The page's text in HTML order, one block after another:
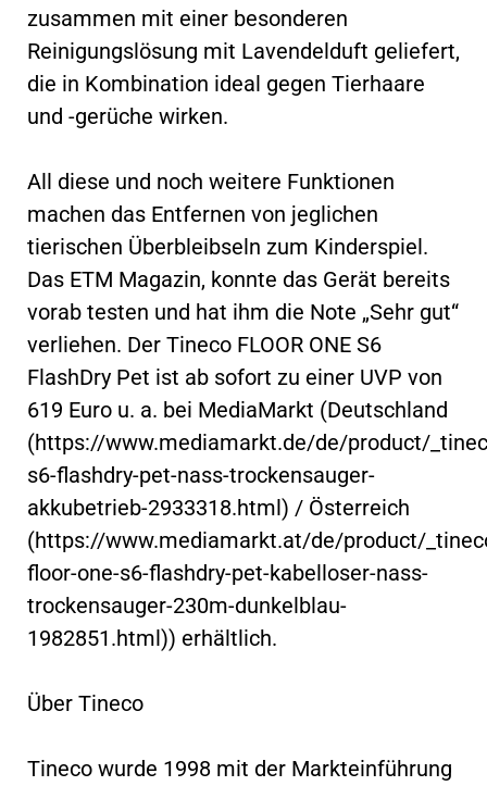
zusammen mit einer besonderen
Reinigungslösung mit Lavendelduft geliefert,
die in Kombination ideal gegen Tierhaare
und -gerüche wirken.
All diese und noch weitere Funktionen
machen das Entfernen von jeglichen
tierischen Überbleibseln zum Kinderspiel.
Das ETM Magazin, konnte das Gerät bereits
vorab testen und hat ihm die Note „Sehr gut“
verliehen. Der Tineco FLOOR ONE S6
FlashDry Pet ist ab sofort zu einer UVP von
619 Euro u. a. bei MediaMarkt (Deutschland
(https://www.mediamarkt.de/de/product/
s6-flashdry-pet-nass-trockensauger-
akkubetrieb-2933318.html) / Österreich
(https://www.mediamarkt.at/de/product/
floor-one-s6-flashdry-pet-kabelloser-nass-
trockensauger-230m-dunkelblau-
1982851.html)) erhältlich.
Über Tineco
Tineco wurde 1998 mit der Markteinführung